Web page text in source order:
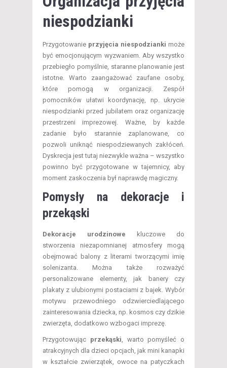
niespodzianki
Przygotowanie przyjęcia niespodzianki może
być emocjonującym wyzwaniem. Aby wszystko
przebiegło pomyślnie, staranne planowanie jest
istotne. Warto zaangażować zaufane osoby,
które pomogą w organizacji. Zespół
pomocników ułatwi koordynację, np. ukrycie
niespodzianki przed jubilatem oraz organizację
przestrzeni imprezowej. Ważne, by każde
zadanie było starannie zaplanowane, co
pozwoli uniknąć niespodziewanych zakłóceń.
Dyskrecja jest tutaj niezwykle ważna – wszystko
powinno być przygotowane w tajemnicy, aby
moment zaskoczenia był naprawdę magiczny.
Pomysły na dekoracje i
przekąski
Dekoracje urodzinowe kluczowe do
stworzenia niezapomnianej atmosfery mogą
obejmować balony z literami tworzącymi imię
solenizanta. Można także rozważyć
personalizowane elementy, jak banery czy
plakaty z ulubionymi postaciami z bajek. Wybór
motywu przewodniego odzwierciedlającego
zainteresowania dziecka, np. kosmos czy dzikie
zwierzęta, dodatkowo wzbogaci imprezę.
Przygotowując przekąski, warto pomyśleć o
atrakcyjnych dla dzieci opcjach, jak mini kanapki
w kształcie zwierzątek, owoce na patyczkach